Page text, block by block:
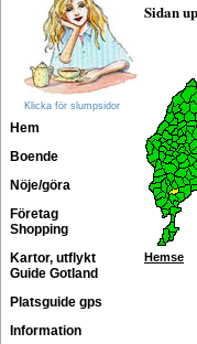
Klicka för slumpsidor
Hem
Boende
Nöje/göra
Företag
Shopping
Kartor, utflykt
Guide Gotland
Platsguide gps
Information
Sidan
Hemse